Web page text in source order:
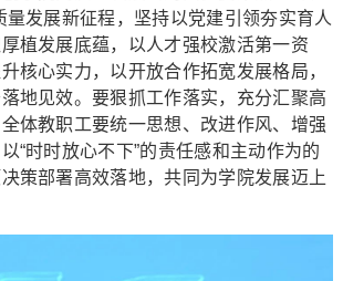
量发展新征程，坚持以党建引领夯实育人
植发展底蕴，以人才强校激活第一资
核心实力，以开放合作拓宽发展格局，
地见效。要狠抓工作落实，充分汇聚高
体教职工要统一思想、改进作风、增强
“时时放心不下”的责任感和主动作为的
策部署高效落地，共同为学院发展迈上